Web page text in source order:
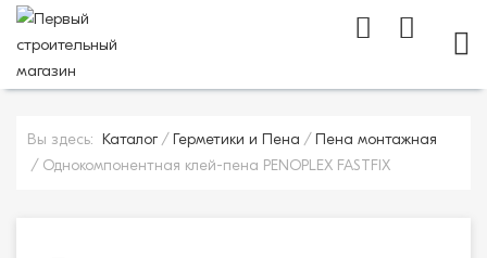
Вы здесь: Каталог Герметики и Пена
Пена монтажная
Однокомпонентная клей-пена PENOPLEX FASTFIX